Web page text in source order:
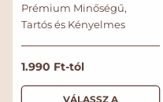
Prémium Minőségű,
Tartós és Kényelmes
N
o
1.990 Ft-tól
VÁLASSZ A